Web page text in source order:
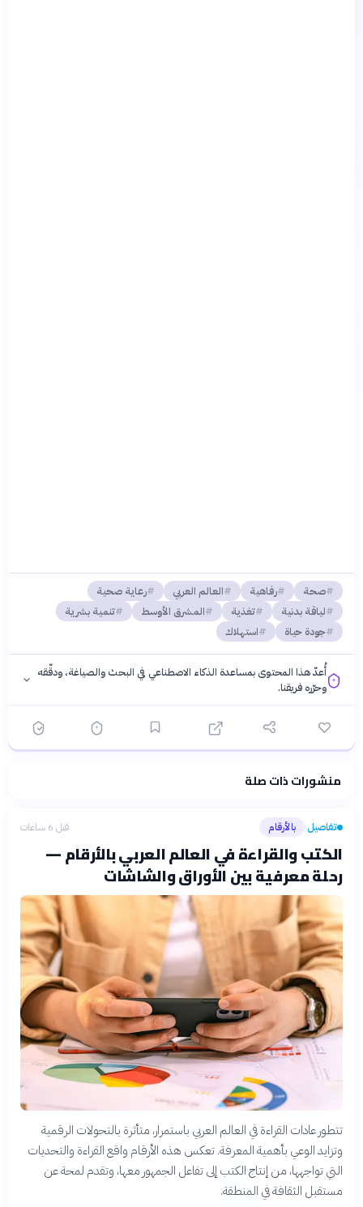
صحة رفاهية العالم العربي
رعاية صحية
لياقة بدنية
تغذية المشرق الأوسط
تنمية بشرية
جودة حياة
استهلاك
أُعدّ هذا المحتوى بمساعدة الذكاء الاصطناعي في البحث والصياغة، ودقّقه
وحرّره فريقنا.
فلسفتنا المعرفية· سياسة الذكاء الاصطناعيمنشورات ذات صلة
تفاصيل› بالأرقام قبل 6 ساعات
الكتب والقراءة في العالم العربي بالأرقام —
رحلة معرفية بين الأوراق والشاشات
تتطور عادات القراءة في العالم العربي باستمرار، متأثرة بالتحولات الرقمية
وتزايد الوعي بأهمية المعرفة. تعكس هذه الأرقام واقع القراءة والتحديات
التي تواجهها، من إنتاج الكتب إلى تفاعل الجمهور معها، وتقدم لمحة عن
مستقبل الثقافة في المنطقة.